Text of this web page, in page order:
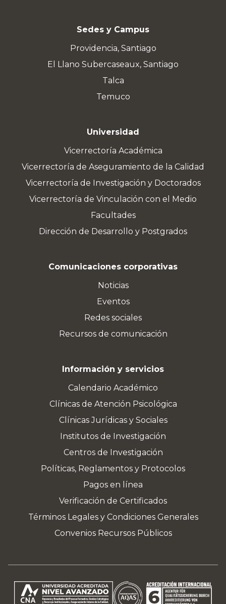
Sedes y Campus
Providencia, Santiago
El Llano Subercaseaux, Santiago
Talca
Temuco
Universidad
Vicerrectoría Académica
Vicerrectoría de Aseguramiento de la Calidad
Vicerrectoría de Investigación y Doctorados
Vicerrectoría de Vinculación con el Medio
Facultades
Dirección de Desarrollo y Postgrados
Comunicaciones corporativas
Noticias
Eventos
Redes sociales
Recursos de comunicación
Información y servicios
Calendario Académico
Clínicas de Atención Psicológica
Clínicas Jurídicas y Sociales
Institutos de Investigación
Centros de Investigación
Políticas, Reglamentos y Protocolos
Pagos en línea
Verificación de Certificados
Términos Legales y Condiciones Generales
Convenios Recursos Públicos